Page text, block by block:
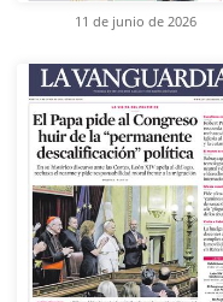
11 de junio de 2026